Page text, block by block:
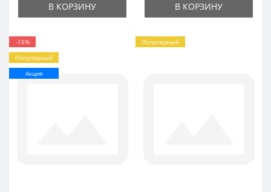
В КОРЗИНУ В КОРЗИНУ
-15%
Популярный
Акция
Популярный